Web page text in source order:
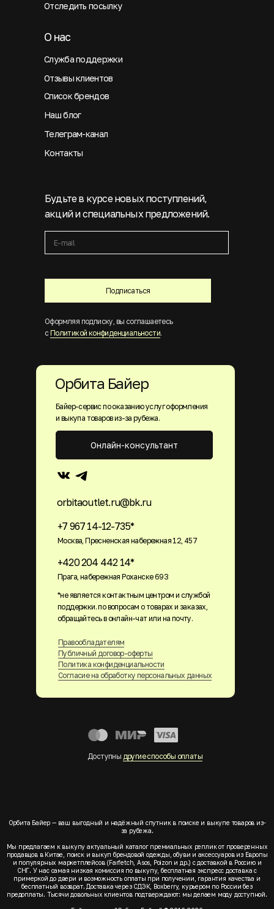
Подписаться
Будьте в курсе новых поступлений,
акций и специальных предложений.
Оформляя подписку, вы соглашаетесь
с Политикой конфиденциальности.
Отследить посылку
Служба поддержки
О нас
Отзывы клиентов
Список брендов
Наш блог
Телеграм-канал
Контакты
Байер-сервис по оказанию услуг оформления
и выкупа товаров из-за рубежа.
+7 967 14-12-735*
Москва, Пресненская набережная 12, 457
+420 204 442 14*
Прага, набережная Роханске 693
orbitaoutlet.ru@bk.ru
Правообладателям
Публичный договор-оферты
Политика конфиденциальности
Согласие на обработку персональных данных
Онлайн-консультант
Орбита Байер
Доступны другие способы оплаты
*не является контактным центром и службой
поддержки. по вопросам о товарах и заказах,
обращайтесь в онлайн-чат или на почту.
Орбита Байер — ваш выгодный и надёжный спутник в поиске и выкупе товаров из-
за рубежа.
Мы предлагаем к выкупу актуальный каталог премиальных реплик от проверенных
продавцов в Китае, поиск и выкуп брендовой одежды, обуви и аксессуаров из Европы
и популярных маркетплейсов (Farfetch, Asos, Poizon и др.) с доставкой в Россию и
СНГ. У нас самая низкая комиссия по выкупу, бесплатная экспресс доставка с
примеркой до двери и возможность оплаты при получении, гарантия качества и
бесплатный возврат. Доставка через СДЭК, Boxberry, курьером по России без
предоплаты. Тысячи довольных клиентов подтверждают: мы делаем моду доступной.